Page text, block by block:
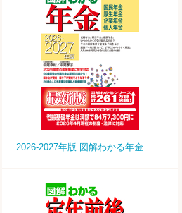
2026-2027年版 図解わかる年金